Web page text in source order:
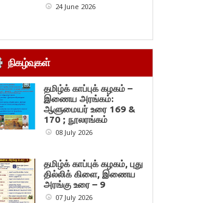
24 June 2026
நிகழ்வுகள்
தமிழ்க் காப்புக் கழகம் –
இணைய அரங்கம்:
ஆளுமையர் உரை 169 &
170 ; நூலரங்கம்
08 July 2026
தமிழ்க் காப்புக் கழகம், புது
தில்லிக் கிளை, இணைய
அரங்கு உரை – 9
07 July 2026